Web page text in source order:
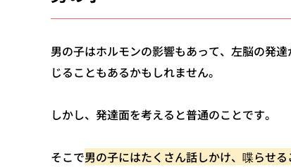
男の子はホルモンの影響もあって、左脳の発
じることもあるかもしれません。
しかし、発達面を考えると普通のことです。
そこで男の子にはたくさん話しかけ、喋らせ